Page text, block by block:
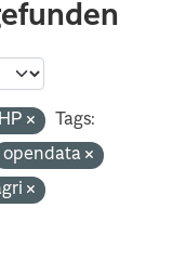
Tags:
opendata